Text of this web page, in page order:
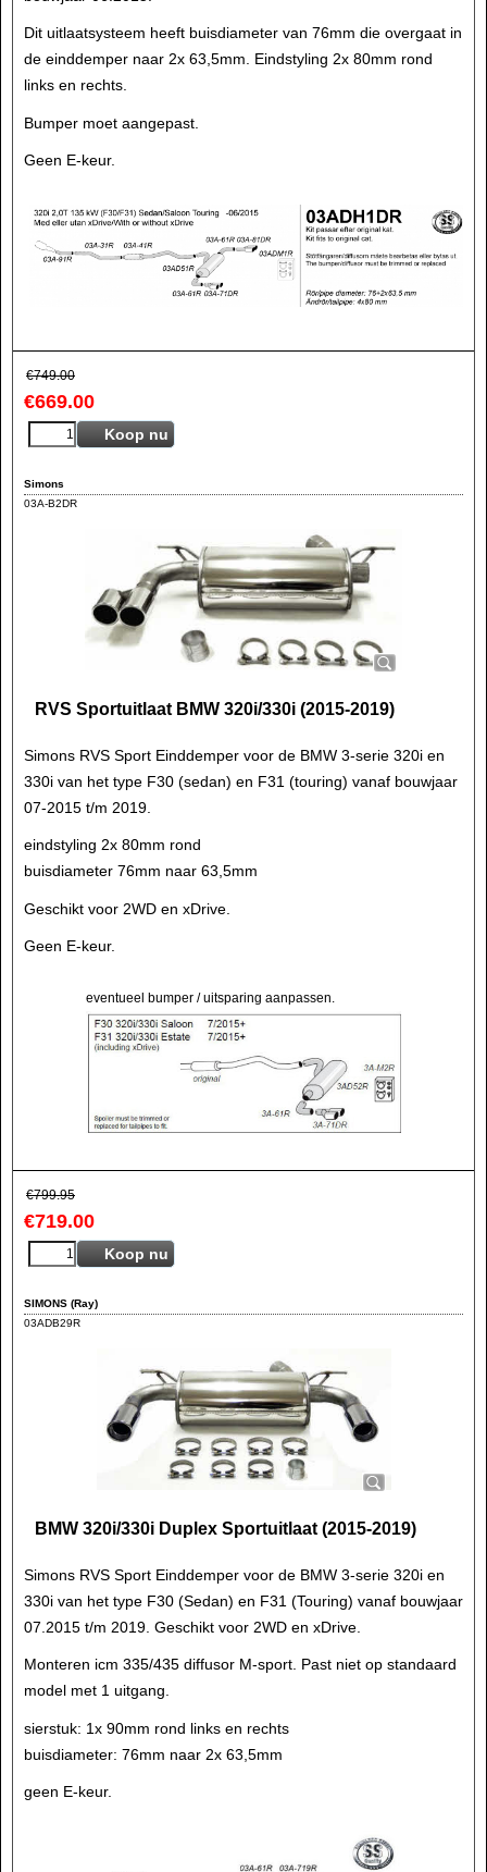
Dit uitlaatsysteem heeft buisdiameter van 76mm die overgaat in
de einddemper naar 2x 63,5mm. Eindstyling 2x 80mm rond
links en rechts.
Bumper moet aangepast.
Geen E-keur.
€749.00
€669.00
Koop nu
Simons
03A-B2DR
RVS Sportuitlaat BMW 320i/330i (2015-2019)
Simons RVS Sport Einddemper voor de BMW 3-serie 320i en
330i van het type F30 (sedan) en F31 (touring) vanaf bouwjaar
07-2015 t/m 2019.
eindstyling 2x 80mm rond
buisdiameter 76mm naar 63,5mm
Geschikt voor 2WD en xDrive.
Geen E-keur.
eventueel bumper / uitsparing aanpassen.
€799.95
€719.00
Koop nu
SIMONS (Ray)
03ADB29R
BMW 320i/330i Duplex Sportuitlaat (2015-2019)
Simons RVS Sport Einddemper voor de BMW 3-serie 320i en
330i van het type F30 (Sedan) en F31 (Touring) vanaf bouwjaar
07.2015 t/m 2019. Geschikt voor 2WD en xDrive.
Monteren icm 335/435 diffusor M-sport. Past niet op standaard
model met 1 uitgang.
sierstuk: 1x 90mm rond links en rechts
buisdiameter: 76mm naar 2x 63,5mm
geen E-keur.